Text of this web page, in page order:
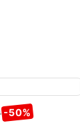
-50%